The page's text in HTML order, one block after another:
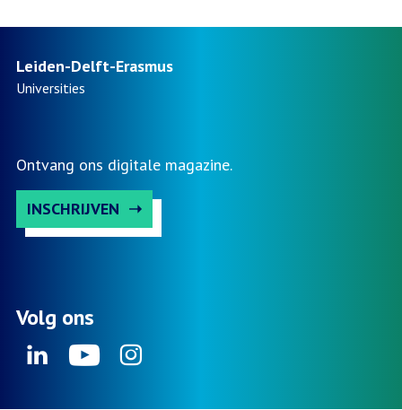
Leiden-Delft-Erasmus
Universities
Ontvang ons digitale magazine.
INSCHRIJVEN
Volg ons